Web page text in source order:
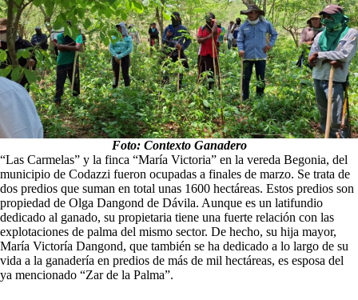
Foto: Contexto Ganadero
“Las Carmelas” y la finca “María Victoria” en la vereda Begonia, del
municipio de Codazzi fueron ocupadas a finales de marzo. Se trata de
dos predios que suman en total unas 1600 hectáreas. Estos predios son
propiedad de Olga Dangond de Dávila. Aunque es un latifundio
dedicado al ganado, su propietaria tiene una fuerte relación con las
explotaciones de palma del mismo sector. De hecho, su hija mayor,
María Victoría Dangond, que también se ha dedicado a lo largo de su
vida a la ganadería en predios de más de mil hectáreas, es esposa del
ya mencionado “Zar de la Palma”.